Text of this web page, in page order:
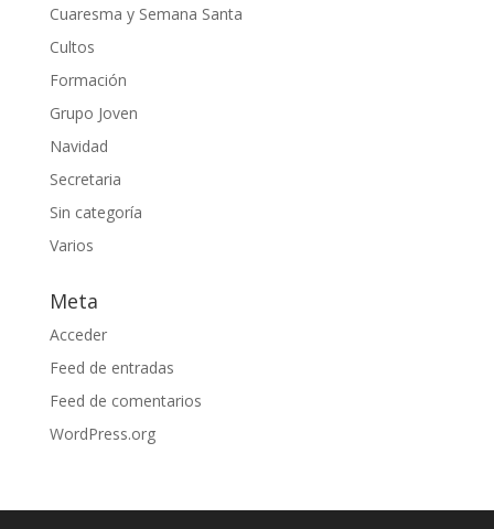
Cuaresma y Semana Santa
Cultos
Formación
Grupo Joven
Navidad
Secretaria
Sin categoría
Varios
Meta
Acceder
Feed de entradas
Feed de comentarios
WordPress.org